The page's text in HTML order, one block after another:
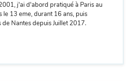
j'ai d'abord pratiqué à Paris au
le 13 eme, durant 16 ans, puis
Nantes depuis Juillet 2017.